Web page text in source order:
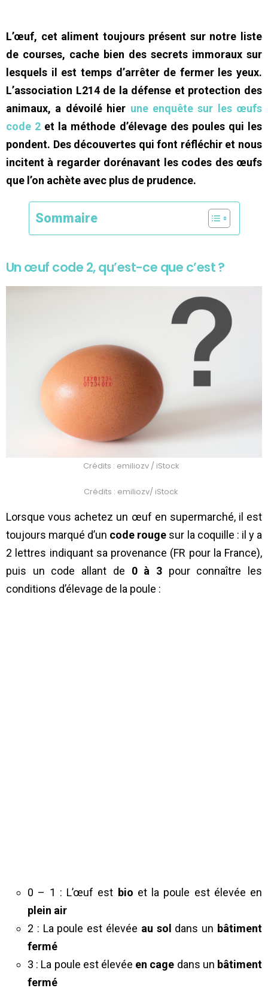
L’œuf, cet aliment toujours présent sur notre liste
de courses, cache bien des secrets immoraux sur
lesquels il est temps d’arrêter de fermer les yeux.
L’association L214 de la défense et protection des
animaux, a dévoilé hier une enquête sur les œufs
code 2 et la méthode d’élevage des poules qui les
pondent. Des découvertes qui font réfléchir et nous
incitent à regarder dorénavant les codes des œufs
que l’on achète avec plus de prudence.
Sommaire
Un œuf code 2, qu’est-ce que c’est ?
Crédits : emiliozv / iStock
Crédits : emiliozv/ iStock
Lorsque vous achetez un œuf en supermarché, il est
toujours marqué d’un code rouge sur la coquille : il y a
2 lettres indiquant sa provenance (FR pour la France),
puis un code allant de 0 à 3pour connaître les
conditions d’élevage de la poule :
0 – 1 : L’œuf est bio et la poule est élevée en
plein air
2 : La poule est élevée au sol dans un bâtiment
fermé
3 : La poule est élevée en cage dans un bâtiment
fermé